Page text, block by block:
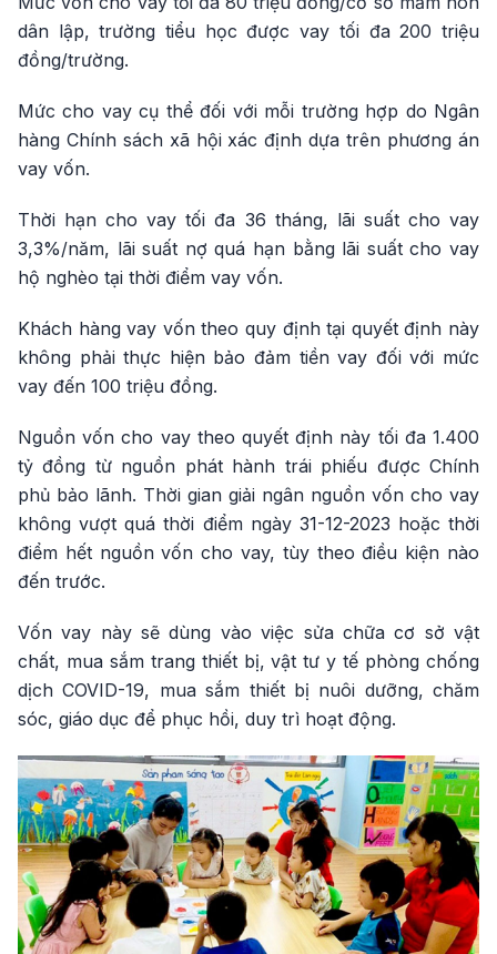
dân lập, trường tiểu học được vay tối đa 200 triệu
đồng/trường.
Mức cho vay cụ thể đối với mỗi trường hợp do Ngân
hàng Chính sách xã hội xác định dựa trên phương án
vay vốn.
Thời hạn cho vay tối đa 36 tháng, lãi suất cho vay
3,3%/năm, lãi suất nợ quá hạn bằng lãi suất cho vay
hộ nghèo tại thời điểm vay vốn.
Khách hàng vay vốn theo quy định tại quyết định này
không phải thực hiện bảo đảm tiền vay đối với mức
vay đến 100 triệu đồng.
Nguồn vốn cho vay theo quyết định này tối đa 1.400
tỷ đồng từ nguồn phát hành trái phiếu được Chính
phủ bảo lãnh. Thời gian giải ngân nguồn vốn cho vay
không vượt quá thời điểm ngày 31-12-2023 hoặc thời
điểm hết nguồn vốn cho vay, tùy theo điều kiện nào
đến trước.
Vốn vay này sẽ dùng vào việc sửa chữa cơ sở vật
chất, mua sắm trang thiết bị, vật tư y tế phòng chống
dịch COVID-19, mua sắm thiết bị nuôi dưỡng, chăm
sóc, giáo dục để phục hồi, duy trì hoạt động.